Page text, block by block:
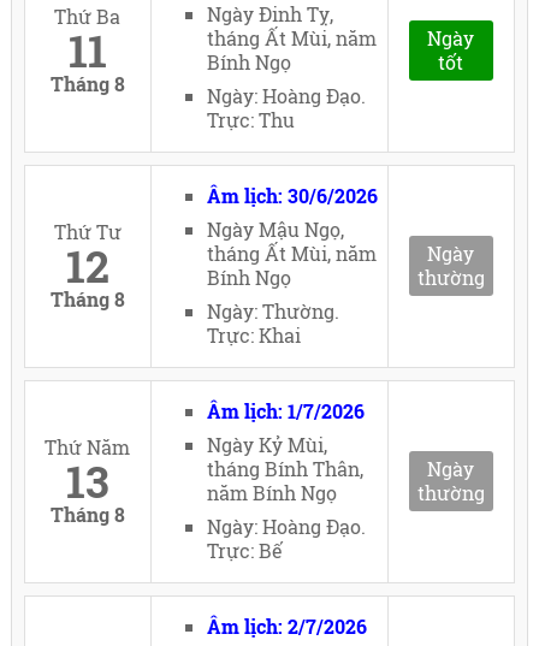
Thứ Ba
11
Tháng 8
Ngày Đinh Tỵ,
tháng Ất Mùi, năm
Bính Ngọ
Ngày: Hoàng Đạo.
Trực: Thu
Ngày
tốt
Thứ Tư
12
Tháng 8
Âm lịch: 30/6/2026
Ngày Mậu Ngọ,
tháng Ất Mùi, năm
Bính Ngọ
Ngày: Thường.
Trực: Khai
Ngày
thường
Thứ Năm
13
Tháng 8
Âm lịch: 1/7/2026
Ngày Kỷ Mùi,
tháng Bính Thân,
năm Bính Ngọ
Ngày: Hoàng Đạo.
Trực: Bế
Ngày
thường
Âm lịch: 2/7/2026